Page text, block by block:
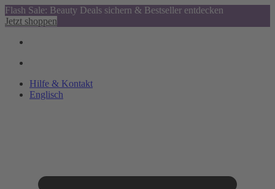
Flash Sale: Beauty Deals sichern & Bestseller entdecken
Jetzt shoppen
Hilfe & Kontakt
Englisch